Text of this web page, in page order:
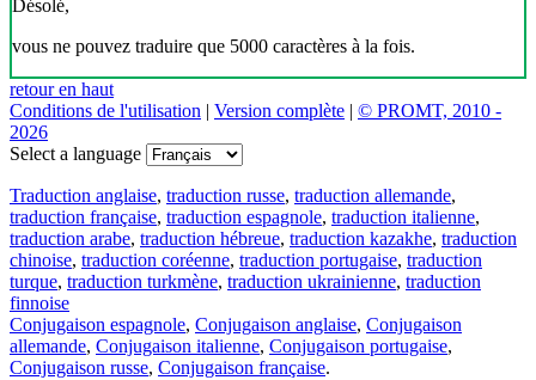
Désolé,
vous ne pouvez traduire que 5000 caractères à la fois.
retour en haut
Conditions de l'utilisation | Version complète | © PROMT, 2010 -
2026
Select a language
Traduction anglaise, traduction russe, traduction allemande,
traduction française, traduction espagnole, traduction italienne,
traduction arabe, traduction hébreue, traduction kazakhe, traduction
chinoise, traduction coréenne, traduction portugaise, traduction
turque, traduction turkmène, traduction ukrainienne, traduction
finnoise
Conjugaison espagnole, Conjugaison anglaise, Conjugaison
allemande, Conjugaison italienne, Conjugaison portugaise,
Conjugaison russe, Conjugaison française.